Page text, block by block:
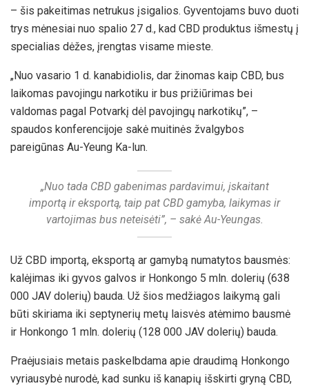
– šis pakeitimas netrukus įsigalios. Gyventojams buvo duoti
trys mėnesiai nuo spalio 27 d., kad CBD produktus išmestų į
specialias dėžes, įrengtas visame mieste.
„Nuo vasario 1 d. kanabidiolis, dar žinomas kaip CBD, bus
laikomas pavojingu narkotiku ir bus prižiūrimas bei
valdomas pagal Potvarkį dėl pavojingų narkotikų”, –
spaudos konferencijoje sakė muitinės žvalgybos
pareigūnas Au-Yeung Ka-lun.
„Nuo tada CBD gabenimas pardavimui, įskaitant
importą ir eksportą, taip pat CBD gamyba, laikymas ir
vartojimas bus neteisėti”, – sakė Au-Yeungas.
Už CBD importą, eksportą ar gamybą numatytos bausmės:
kalėjimas iki gyvos galvos ir Honkongo 5 mln. dolerių (638
000 JAV dolerių) bauda. Už šios medžiagos laikymą gali
būti skiriama iki septynerių metų laisvės atėmimo bausmė
ir Honkongo 1 mln. dolerių (128 000 JAV dolerių) bauda.
Praėjusiais metais paskelbdama apie draudimą Honkongo
vyriausybė nurodė, kad sunku iš kanapių išskirti gryną CBD,